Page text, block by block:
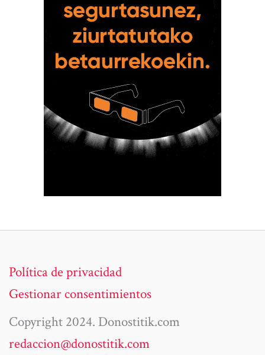
Política de privacidad
Gestionar consentimientos
Copyright 2024. Donostitik.com
redaccion@donostitik.com